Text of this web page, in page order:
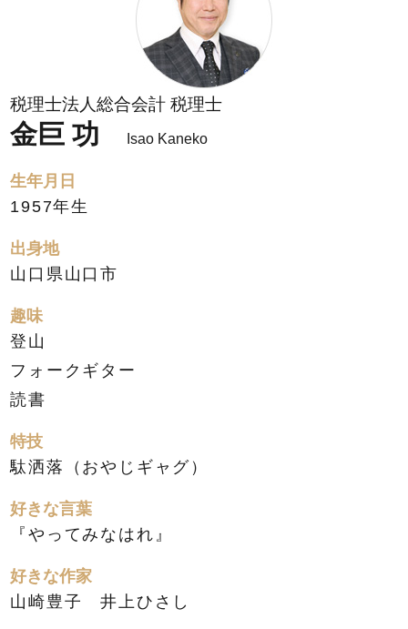
税理士法人総合会計 税理士
金巨 功 Isao Kaneko
生年月日
1957年生
出身地
山口県山口市
趣味
登山
フォークギター
読書
特技
駄洒落（おやじギャグ）
好きな言葉
『やってみなはれ』
好きな作家
山崎豊子 井上ひさし